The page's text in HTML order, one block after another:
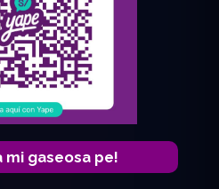
mi gaseosa pe!